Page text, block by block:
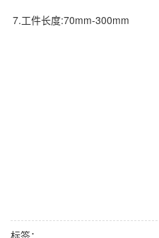
7.工件长度:70mm-300mm
标签：